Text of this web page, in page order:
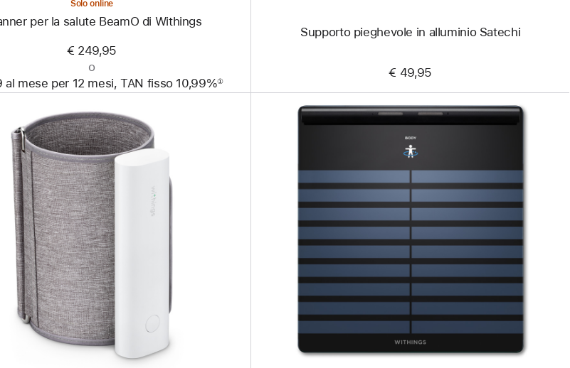
Solo online
per la salute BeamO di Withings
€ 249,95
o
al mese per 12 mesi, TAN fisso 10,99%①
Supporto pieghevole in alluminio Satechi
€ 49,95
Precedente
Immagine
-
Misuratore
di
pressione
arteriosa
smart
wireless
BPM
Connect
di Withings
Precedente
-
Body
di
Withings
-
Bilancia
intelligente
Connected
Health